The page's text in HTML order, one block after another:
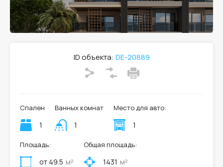
ID объекта: DE-20889
Спален
1
Ванных комнат
1
Место для авто:
1
Площадь:
от 49.5 м²
Общая площадь:
1431 м²